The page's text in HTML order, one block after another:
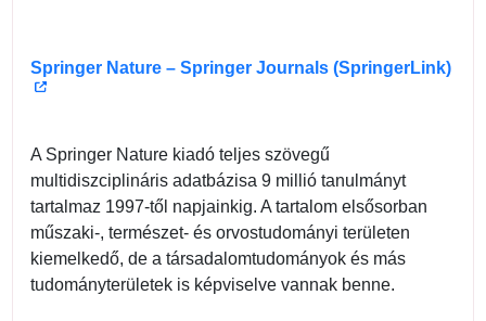
Springer Nature – Springer Journals (SpringerLink)
A Springer Nature kiadó teljes szövegű
multidiszciplináris adatbázisa 9 millió tanulmányt
tartalmaz 1997-től napjainkig. A tartalom elsősorban
műszaki-, természet- és orvostudományi területen
kiemelkedő, de a társadalomtudományok és más
tudományterületek is képviselve vannak benne.